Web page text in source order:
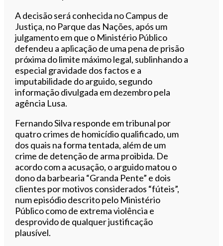
A decisão será conhecida no Campus de
Justiça, no Parque das Nações, após um
julgamento em que o Ministério Público
defendeu a aplicação de uma pena de prisão
próxima do limite máximo legal, sublinhando a
especial gravidade dos factos e a
imputabilidade do arguido, segundo
informação divulgada em dezembro pela
agência Lusa.
Fernando Silva responde em tribunal por
quatro crimes de homicídio qualificado, um
dos quais na forma tentada, além de um
crime de detenção de arma proibida. De
acordo com a acusação, o arguido matou o
dono da barbearia “Granda Pente” e dois
clientes por motivos considerados “fúteis”,
num episódio descrito pelo Ministério
Público como de extrema violência e
desprovido de qualquer justificação
plausível.